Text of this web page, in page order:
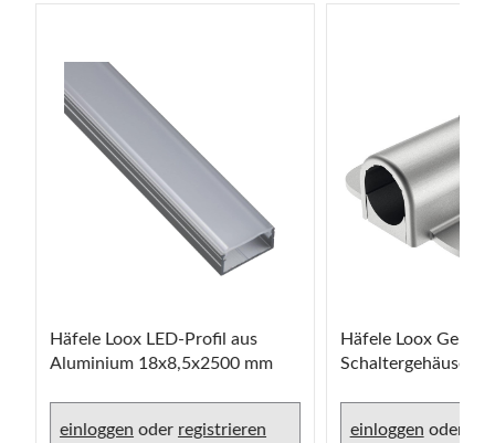
Häfele Loox LED-Profil aus
Aluminium 18x8,5x2500 mm
einloggen oder registrieren
Häfele Loox
Schaltergehäuse
einloggen oder